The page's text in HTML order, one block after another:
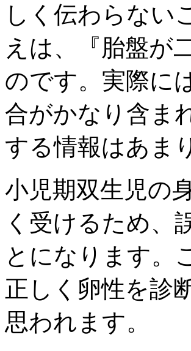
しく伝わらない
えは、『胎盤が
のです。実際に
合がかなり含ま
する情報はあま
小児期双生児の
く受けるため、
とになります。
正しく卵性を診
思われます。